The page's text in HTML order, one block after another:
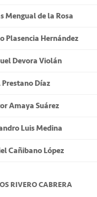
Mengual de la Rosa
Plasencia Hernández
Devora Violán
Díaz
Amaya Suárez
Luis Medina
Cañibano López
RIVERO CABRERA